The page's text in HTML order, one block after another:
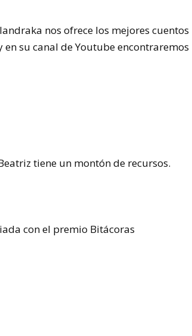
nos ofrece los mejores cuentos
su canal de Youtube encontraremos
tiene un montón de recursos.
con el premio Bitácoras